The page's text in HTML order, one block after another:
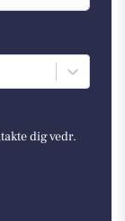
dig vedr.